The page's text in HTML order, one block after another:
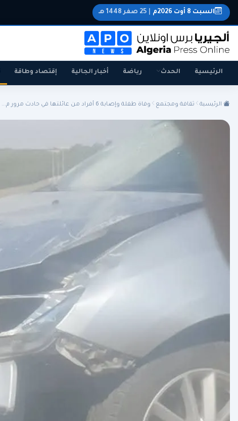
سياسة
السبت 8 أوت 2026م 25 صفر 1448 هـ
الرئيسية الحدث رياضة أخبار الجالية إقتصاد وطاقة
الرئيسية ثقافة ومجتمع وفاة طفلة وإصابة 6 أفراد من عائلتها في حادث مرور م...